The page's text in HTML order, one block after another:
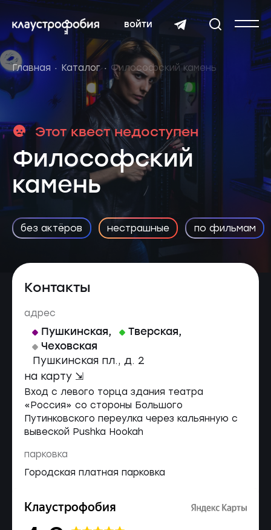
войти
Главная Каталог Философский камень
Этот квест недоступен
Философский
камень
без актёров нестрашные по фильмам
Контакты
адрес
Пушкинская, Тверская,
Чеховская
Пушкинская пл., д. 2
на карту ⇲
Вход с левого торца здания театра
«Россия» со стороны Большого
Путинковского переулка через кальянную с
вывеской Pushka Hookah
парковка
Городская платная парковка